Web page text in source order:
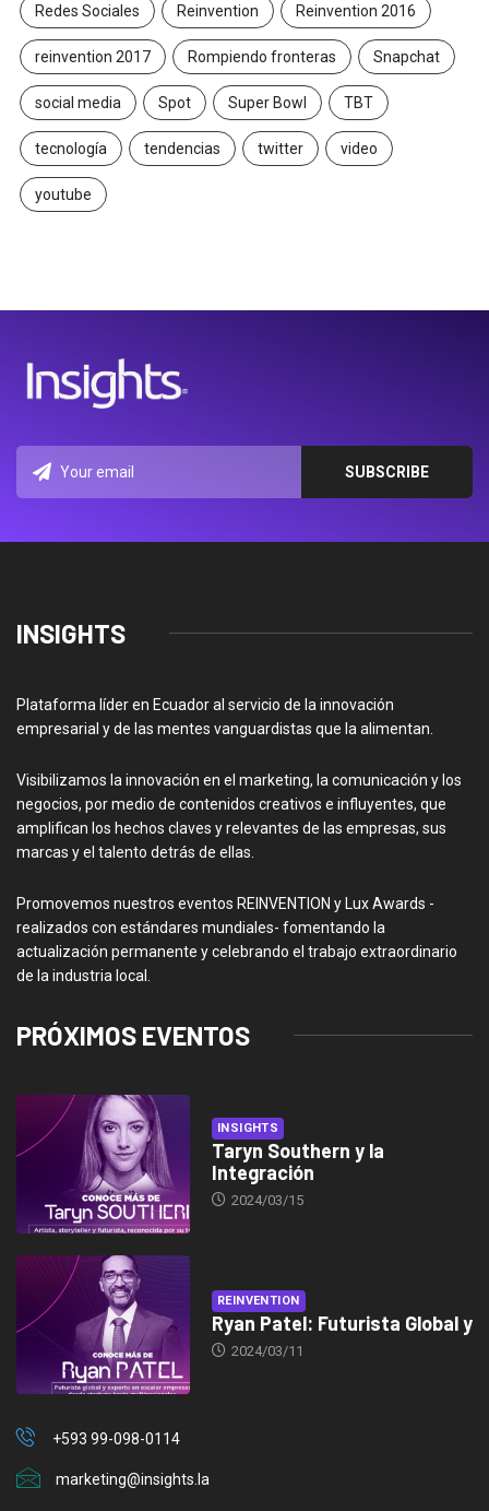
Redes Sociales Reinvention Reinvention 2016
reinvention 2017 Rompiendo fronteras Snapchat
social media Spot Super Bowl TBT
tecnología tendencias twitter video
youtube
INSIGHTS
Plataforma líder en Ecuador al servicio de la innovación
empresarial y de las mentes vanguardistas que la alimentan.
Visibilizamos la innovación en el marketing, la comunicación y los
negocios, por medio de contenidos creativos e influyentes, que
amplifican los hechos claves y relevantes de las empresas, sus
marcas y el talento detrás de ellas.
Promovemos nuestros eventos REINVENTION y Lux Awards -
realizados con estándares mundiales- fomentando la
actualización permanente y celebrando el trabajo extraordinario
de la industria local.
PRÓXIMOS EVENTOS
INSIGHTS
Taryn Southern y la
Integración
2024/03/15
REINVENTION
Ryan Patel: Futurista Global y
2024/03/11
+593 99-098-0114
marketing@insights.la